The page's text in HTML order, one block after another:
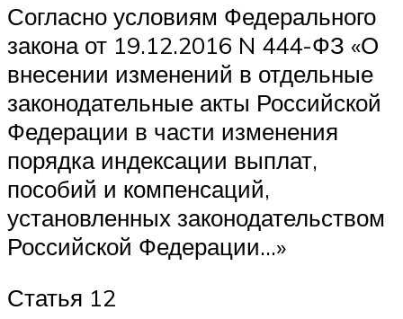
Согласно условиям Федерального
закона от 19.12.2016 N 444-ФЗ «О
внесении изменений в отдельные
законодательные акты Российской
Федерации в части изменения
порядка индексации выплат,
пособий и компенсаций,
установленных законодательством
Российской Федерации…»
Статья 12